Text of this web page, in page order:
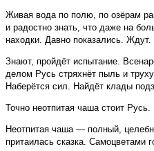
Живая вода по полю, по озёрам
и радостно знать, что даже на
находки. Давно показались. Ждут.
Знают, пройдёт испытание.
делом Русь стряхнёт пыль и
Наберётся сил. Найдёт клады
Точно неотпитая чаша стоит Русь.
Неотпитая чаша — полный,
притаилась сказка. Самоцветами